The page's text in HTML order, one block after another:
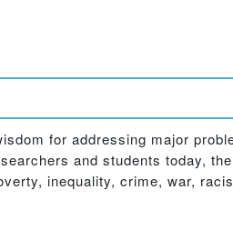
for addressing major
and students today,
inequality, crime, war,